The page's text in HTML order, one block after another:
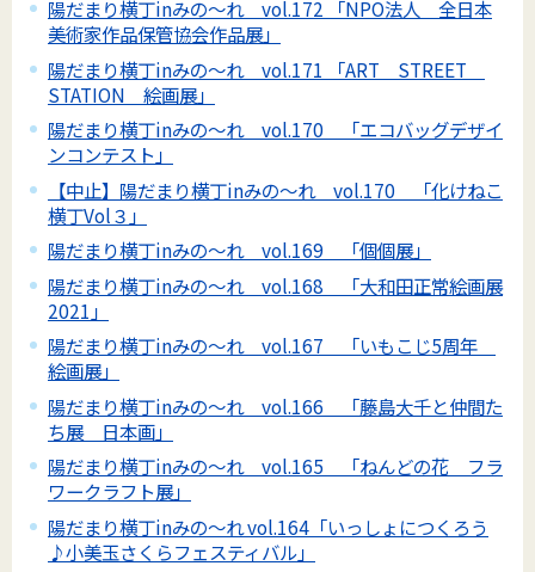
陽だまり横丁inみの～れ vol.172 「NPO法人 全日本
美術家作品保管協会作品展」
陽だまり横丁inみの～れ vol.171 「ART STREET
STATION 絵画展」
陽だまり横丁inみの～れ vol.170 「エコバッグデザイ
ンコンテスト」
【中止】陽だまり横丁inみの～れ vol.170 「化けねこ
横丁Vol３」
陽だまり横丁inみの～れ vol.169 「個個展」
陽だまり横丁inみの～れ vol.168 「大和田正常絵画展
2021」
陽だまり横丁inみの～れ vol.167 「いもこじ5周年
絵画展」
陽だまり横丁inみの～れ vol.166 「藤島大千と仲間た
ち展 日本画」
陽だまり横丁inみの～れ vol.165 「ねんどの花 フラ
ワークラフト展」
陽だまり横丁inみの～れ vol.164「いっしょにつくろう
♪小美玉さくらフェスティバル」